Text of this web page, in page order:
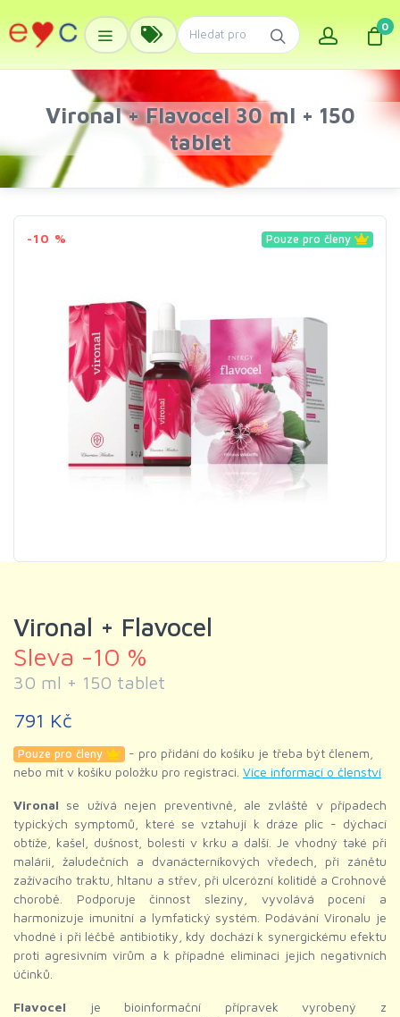
0
Vironal + Flavocel 30 ml + 150
tablet
-10 % Pouze pro členy
Vironal + Flavocel
Sleva -10 %
30 ml + 150 tablet
791 Kč
Pouze pro členy
- pro přidání do košíku je třeba být členem,
nebo mít v košíku položku pro registraci. Více informací o členství
Vironal se užívá nejen preventivně, ale zvláště v případech
typických symptomů, které se vztahují k dráze plic - dýchací
obtíže, kašel, dušnost, bolesti v krku a další. Je vhodný také při
malárii, žaludečních a dvanácterníkových vředech, při zánětu
zažívacího traktu, hltanu a střev, při ulcerózní kolitidě a Crohnově
chorobě. Podporuje činnost sleziny, vyvolává pocení a
harmonizuje imunitní a lymfatický systém. Podávání Vironalu je
vhodné i při léčbě antibiotiky, kdy dochází k synergickému efektu
proti agresivním virům a k případné eliminaci jejich negativních
účinků.
Flavocel je bioinformační přípravek vyrobený z